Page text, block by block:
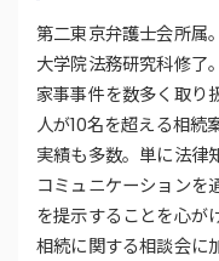
第二東京弁護士会所属
大学院法務研究科修了。
家事事件を数多く取り
人が10名を超える相続
実績も多数。単に法律
コミュニケーションを
を提示することを心が
相続に関する相談会に